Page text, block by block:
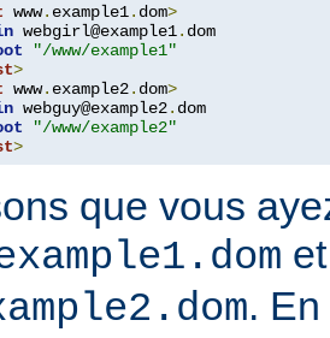
www. example1. dom>
webgirl@example1. dom
"/www/example1"
>
www. example2. dom>
webguy@example2. dom
"/www/example2"
>
que vous
.